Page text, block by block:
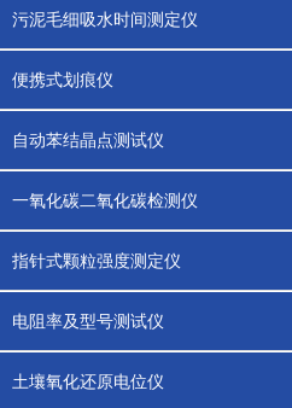
污泥毛细吸水时间测定仪
便携式划痕仪
自动苯结晶点测试仪
一氧化碳二氧化碳检测仪
指针式颗粒强度测定仪
电阻率及型号测试仪
土壤氧化还原电位仪